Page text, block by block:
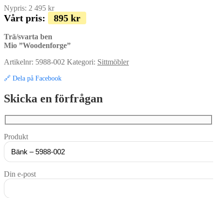
Nypris: 2 495 kr
Vårt pris: 895 kr
Trä/svarta ben
Mio ”Woodenforge”
Artikelnr: 5988-002 Kategori: Sittmöbler
🔗 Dela på Facebook
Skicka en förfrågan
Produkt
Din e-post